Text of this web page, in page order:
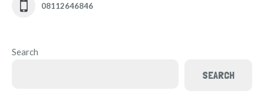
08112646846
Search
SEARCH